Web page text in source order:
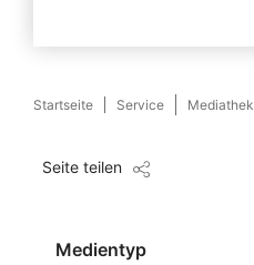
Startseite Service Mediathek
Seite teilen
Medientyp